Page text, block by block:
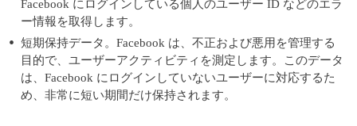
Facebook にログインしている個人のユーザー ID などのエラ
ー情報を取得します。
短期保持データ。Facebook は、不正および悪用を管理する
目的で、ユーザーアクティビティを測定します。このデータ
は、Facebook にログインしていないユーザーに対応するた
め、非常に短い期間だけ保持されます。